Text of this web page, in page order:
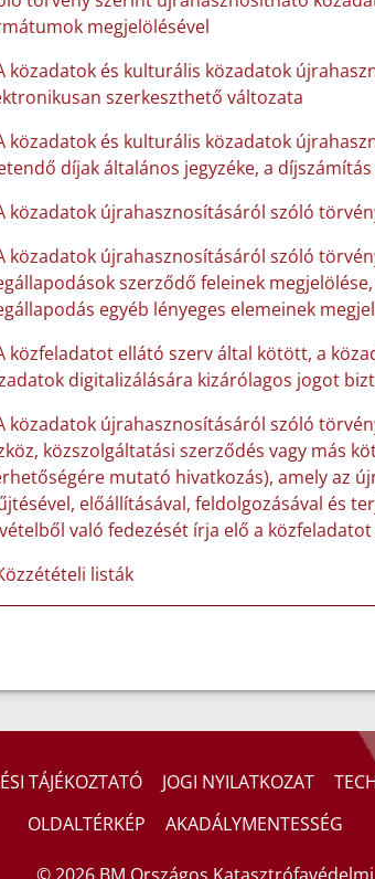
megjelölésével
közadatok és kulturális közadatok
szerkeszthető változata
közadatok és kulturális közadatok
díjak általános jegyzéke, a
közadatok újrahasznosításáról szóló
közadatok újrahasznosításáról szóló
szerződő feleinek
egyéb lényeges elemeinek
közfeladatot ellátó szerv által kötött, a
digitalizálására kizárólagos jogot
közadatok újrahasznosításáról szóló
közszolgáltatási szerződés vagy más
mutató hivatkozás), amely az
előállításával, feldolgozásával és
való fedezését írja elő a
listák
TÁJÉKOZTATÓ JOGI NYILATKOZAT
OLDALTÉRKÉP
AKADÁLYMENTESSÉG